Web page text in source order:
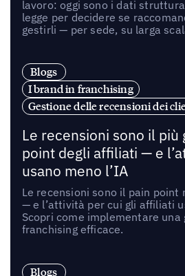
lavoro: oggi sono i dati
legge per decidere se
gestirli — per sede, su larga
Blogs
I brand in franchising
Gestione delle recensioni dei
Le recensioni sono il più
point degli affiliati — e
usano meno l’IA
Le recensioni sono il pain point
— e l’attività per cui gli affiliati
Scopri come implementare
franchising efficace.
Blogs